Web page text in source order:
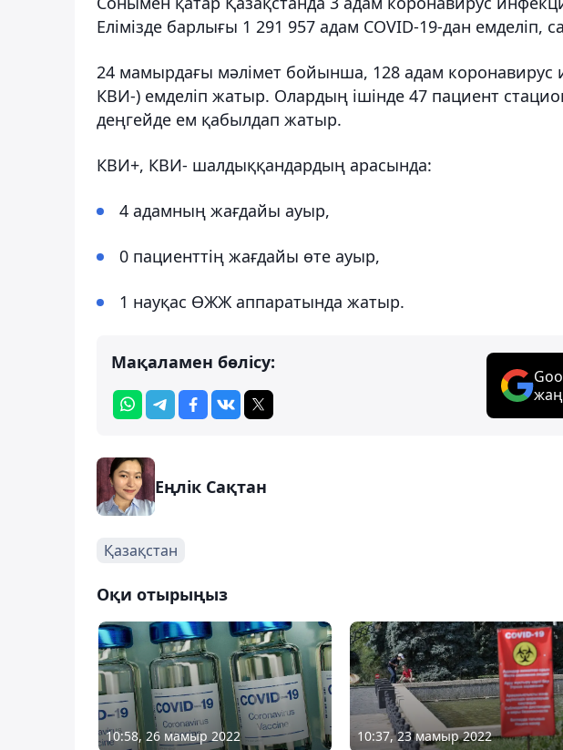
Елімізде барлығы 1 291 957 адам COVID-19-дан емделіп,
24 мамырдағы мәлімет бойынша, 128 адам коронавирус
КВИ-) емделіп жатыр. Олардың ішінде 47 пациент
деңгейде ем қабылдап жатыр.
КВИ+, КВИ- шалдыққандардың арасында:
4 адамның жағдайы ауыр,
0 пациенттің жағдайы өте ауыр,
1 науқас ӨЖЖ аппаратында жатыр.
Мақаламен бөлісу:
Еңлік Сақтан
Қазақстан
Оқи отырыңыз
10:58, 26 мамыр 2022 10:37, 23 мамыр 2022